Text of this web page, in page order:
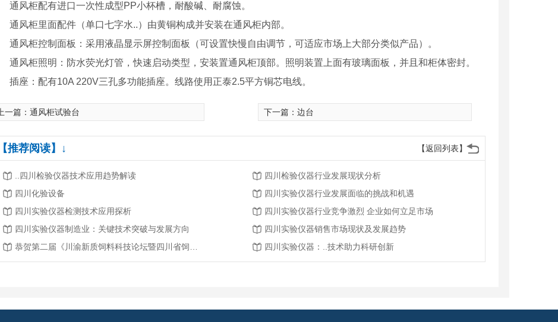
通风柜配有进口一次性成型PP小杯槽，耐酸碱、耐腐蚀。
通风柜里面配件（单口七字水..）由黄铜构成并安装在通风柜内部。
通风柜控制面板：采用液晶显示屏控制面板（可设置快慢自由调节，可适应市场上大部分类似产品）。
通风柜照明：防水荧光灯管，快速启动类型，安装置通风柜顶部。照明装置上面有玻璃面板，并且和柜体密封。
插座：配有10A 220V三孔多功能插座。线路使用正泰2.5平方铜芯电线。
上一篇： 通风柜试验台 下一篇： 边台
【返回列表】
【推荐阅读】↓
..四川检验仪器技术应用趋势解读
四川检验仪器行业发展现状分析
四川化验设备
四川实验仪器行业发展面临的挑战和机遇
四川实验仪器检测技术应用探析
四川实验仪器行业竞争激烈 企业如何立足市场
四川实验仪器制造业：关键技术突破与发展方向
四川实验仪器销售市场现状及发展趋势
四川实验仪器：..技术助力科研创新